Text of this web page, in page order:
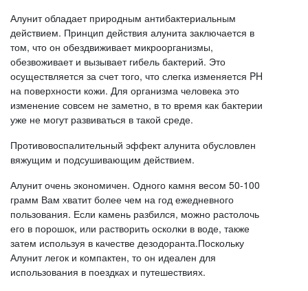
Алунит обладает природным антибактериальным
действием. Принцип действия алунита заключается в
том, что он обездвиживает микроорганизмы,
обезвоживает и вызывает гибель бактерий. Это
осуществляется за счет того, что слегка изменяется PH
на поверхности кожи. Для организма человека это
изменение совсем не заметно, в то время как бактерии
уже не могут развиваться в такой среде.
Противовоспалительный эффект алунита обусловлен
вяжущим и подсушивающим действием.
Алунит очень экономичен. Одного камня весом 50-100
грамм Вам хватит более чем на год ежедневного
пользования. Если камень разбился, можно растолочь
его в порошок, или растворить осколки в воде, также
затем используя в качестве дезодоранта.Поскольку
Алунит легок и компактен, то он идеален для
использования в поездках и путешествиях.